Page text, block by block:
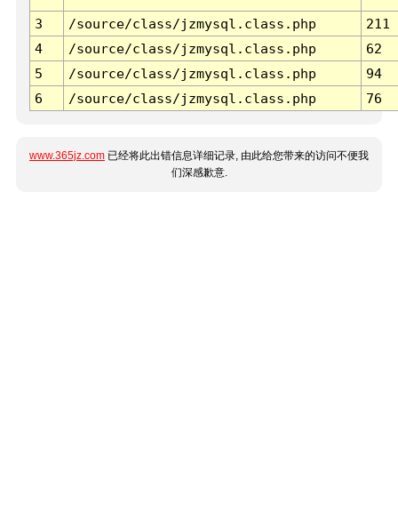
3 /source/class/jzmysql.class.php
211
4
/source/class/jzmysql.class.php
62
5
/source/class/jzmysql.class.php
94
6
/source/class/jzmysql.class.php 76
www.365jz.com 已经将此出错信息详细记录, 由此给您带来的访问不便我
们深感歉意.